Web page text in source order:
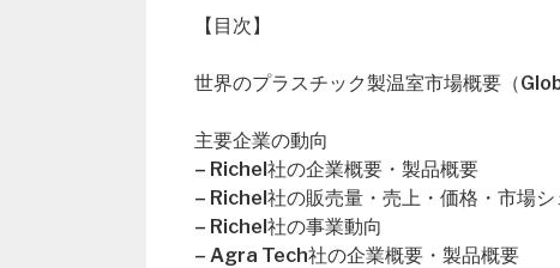
【目次】
世界のプラスチック製温室市場概要（
主要企業の動向
– Richel社の企業概要・製品概要
– Richel社の販売量・売上・価格・市場シ
– Richel社の事業動向
– Agra Tech社の企業概要・製品概要